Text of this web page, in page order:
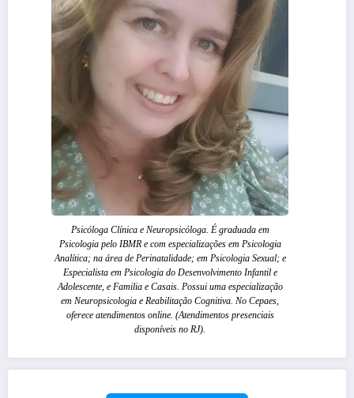
Psicóloga Clínica e Neuropsicóloga. É graduada em
Psicologia pelo IBMR e com especializações em Psicologia
Analítica; na área de Perinatalidade; em Psicologia Sexual; e
Especialista em Psicologia do Desenvolvimento Infantil e
Adolescente, e Familia e Casais. Possui uma especialização
em Neuropsicologia e Reabilitação Cognitiva. No Cepaes,
oferece atendimentos online. (Atendimentos presenciais
disponíveis no RJ).